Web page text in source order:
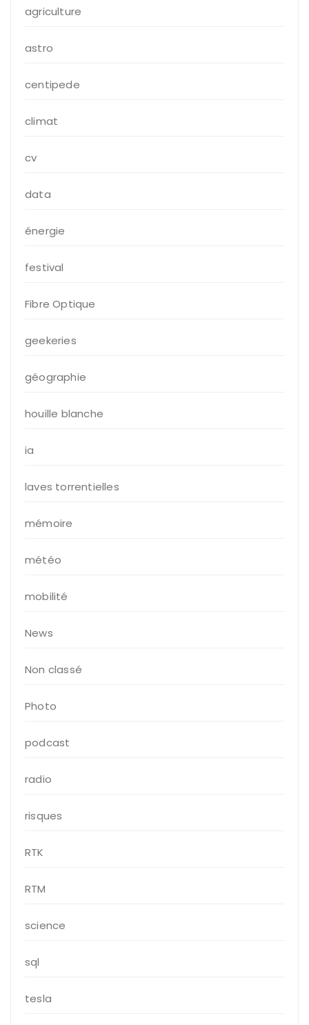
agriculture
astro
centipede
climat
cv
data
énergie
festival
Fibre Optique
geekeries
géographie
houille blanche
ia
laves torrentielles
mémoire
météo
mobilité
News
Non classé
Photo
podcast
radio
risques
RTK
RTM
science
sql
tesla